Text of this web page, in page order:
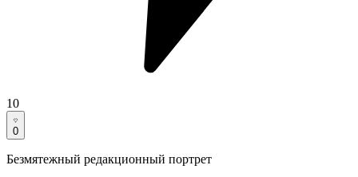
10
0
Безмятежный редакционный портрет